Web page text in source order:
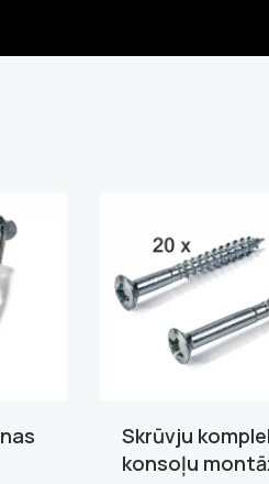
Skrūvju
konsoļu